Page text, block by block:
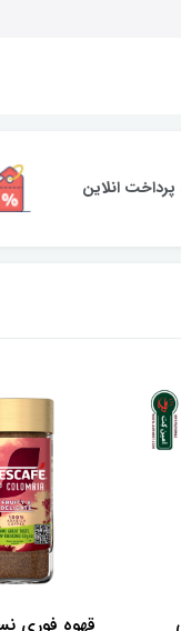
پرداخت انلاین
قهوه فوری